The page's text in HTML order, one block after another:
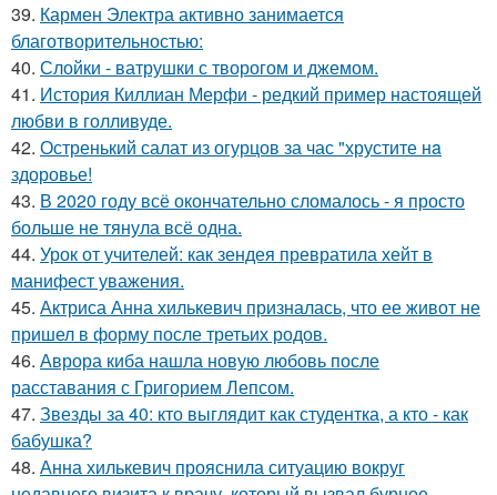
39. Кармен Электра активно занимается
благотворительностью:
40. Слойки - ватрушки с творогом и джемом.
41. История Киллиан Мерфи - редкий пример настоящей
любви в голливуде.
42. Остренький салат из огурцов за час "хрустите нa
здоровье!
43. В 2020 году всё окончательно сломалось - я просто
больше не тянула всё одна.
44. Урок от учителей: как зендея превратила хейт в
манифест уважения.
45. Актриса Анна хилькевич призналась, что ее живот не
пришел в форму после третьих родов.
46. Аврора киба нашла новую любовь после
расставания с Григорием Лепсом.
47. Звезды за 40: кто выглядит как студентка, а кто - как
бабушка?
48. Анна хилькевич прояснила ситуацию вокруг